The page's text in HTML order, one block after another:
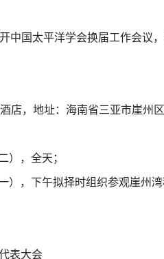
中国太平洋学会换届工作会议
店，地址：海南省三亚市崖州
），全天；
，下午拟择时组织参观崖州湾
表大会